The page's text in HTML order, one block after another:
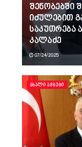
შენობებში
იძულებით
საკუთრება
კალაძე
07/24/2025
ᲐᲮᲐᲚᲘ ᲐᲛᲑᲔᲑᲘ